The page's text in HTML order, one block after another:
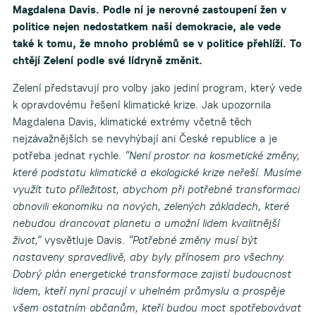
Magdalena Davis. Podle ní je nerovné zastoupení žen v
politice nejen nedostatkem naší demokracie, ale vede
také k tomu, že mnoho problémů se v politice přehlíží. To
chtějí Zelení podle své lídryně změnit.
Zelení představují pro volby jako jediní program, který vede
k opravdovému řešení klimatické krize. Jak upozornila
Magdalena Davis, klimatické extrémy včetně těch
nejzávažnějších se nevyhýbají ani České republice a je
potřeba jednat rychle. “Není prostor na kosmetické změny,
které podstatu klimatické a ekologické krize neřeší. Musíme
využít tuto příležitost, abychom při potřebné transformaci
obnovili ekonomiku na nových, zelených základech, které
nebudou drancovat planetu a umožní lidem kvalitnější
život,” vysvětluje Davis.
“Potřebné změny musí být
nastaveny spravedlivě, aby byly přínosem pro všechny.
Dobrý plán energetické transformace zajistí budoucnost
lidem, kteří nyní pracují v uhelném průmyslu a prospěje
všem ostatním občanům, kteří budou moct spotřebovávat